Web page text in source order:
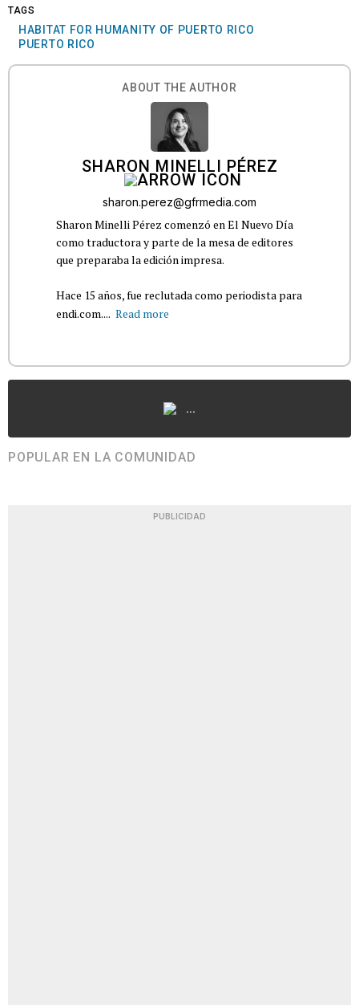
TAGS
HABITAT FOR HUMANITY OF PUERTO RICO
PUERTO RICO
ABOUT THE AUTHOR
SHARON MINELLI PÉREZ
sharon.perez@gfrmedia.com
Sharon Minelli Pérez comenzó en El Nuevo Día
como traductora y parte de la mesa de editores
que preparaba la edición impresa.
Hace 15 años, fue reclutada como periodista para
endi.com.... Read more
...
POPULAR EN LA COMUNIDAD
PUBLICIDAD